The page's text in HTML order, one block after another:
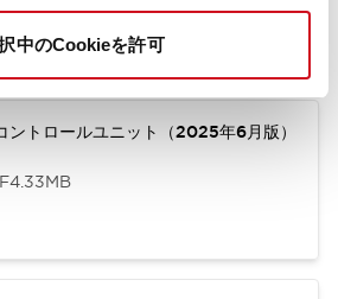
中のCookieを許可
CAD 規格・認証
トロールユニット（2025年6月版）
4.33MB